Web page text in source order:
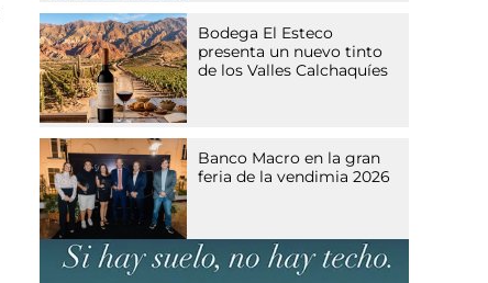
Bodega El Esteco
presenta un nuevo tinto
de los Valles Calchaquíes
Banco Macro en la gran
feria de la vendimia 2026